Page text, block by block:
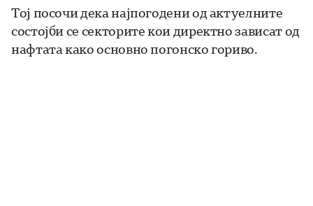
Тој посочи дека најпогодени од актуелните
состојби се секторите кои директно зависат од
нафтата како основно погонско гориво.